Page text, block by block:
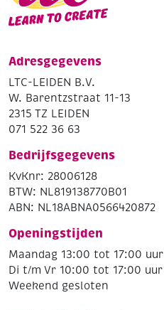
Adresgegevens
LTC-LEIDEN B.V.
W. Barentzstraat 11-13
2315 TZ LEIDEN
071 522 36 63
Bedrijfsgegevens
KvKnr: 28006128
BTW: NL819138770B01
ABN: NL18ABNA0566420872
Openingstijden
Maandag 13:00 tot 17:00 uur
Di t/m Vr 10:00 tot 17:00 uur
Weekend gesloten